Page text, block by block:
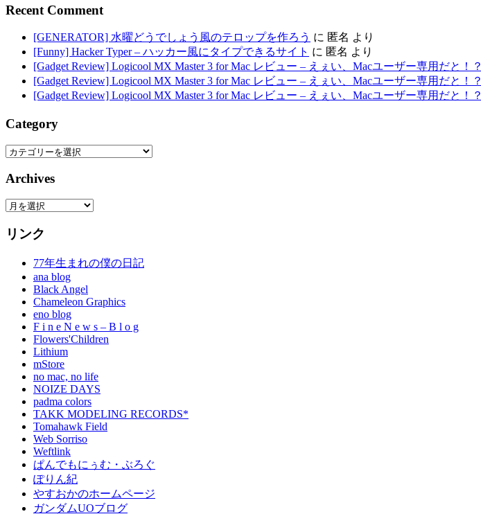
Recent Comment
[GENERATOR] 水曜どうでしょう風のテロップを作ろう に 匿名 より
[Funny] Hacker Typer – ハッカー風にタイプできるサイト に 匿名 より
[Gadget Review] Logicool MX Master 3 for Mac レビュー – えぇい、Macユーザー専用だと！？
[Gadget Review] Logicool MX Master 3 for Mac レビュー – えぇい、Macユーザー専用だと！？
[Gadget Review] Logicool MX Master 3 for Mac レビュー – えぇい、Macユーザー専用だと！？
Category
Category
Archives
Archives
リンク
77年生まれの僕の日記
ana blog
Black Angel
Chameleon Graphics
eno blog
F i n e N e w s – B l o g
Flowers'Children
Lithium
mStore
no mac, no life
NOIZE DAYS
padma colors
TAKK MODELING RECORDS*
Tomahawk Field
Web Sorriso
Weftlink
ぱんでもにぅむ・ぶろぐ
ぽりん紀
やすおかのホームページ
ガンダムUOブログ